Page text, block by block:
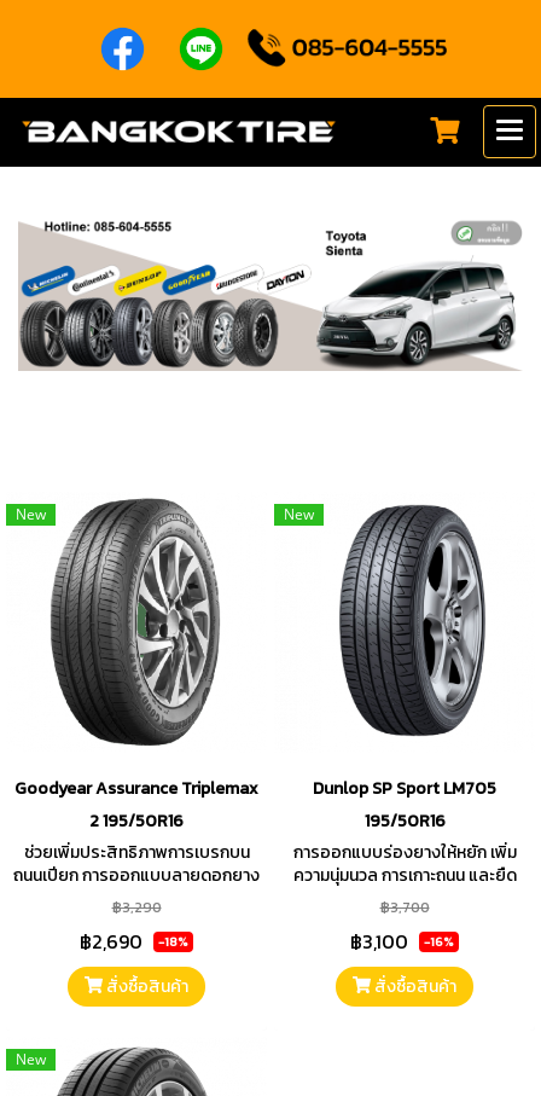
New
Goodyear Assurance Triplemax
2 195/50R16
ช่วยเพิ่มประสิทธิภาพการเบรกบน
ถนนเปียก การออกแบบลายดอกยาง
เป็นอสมมาตรเพิ่มสมรรถนะ
฿3,290
฿2,690 -18%
สั่งซื้อสินค้า
New
Dunlop SP Sport LM705
195/50R16
การออกแบบร่องยางให้หยัก เพิ่ม
ความนุ่มนวล การเกาะถนน และยืด
อายุการใช้งานให้ยาวนานกว่าเดิม
฿3,700
฿3,100 -16%
สั่งซื้อสินค้า
New